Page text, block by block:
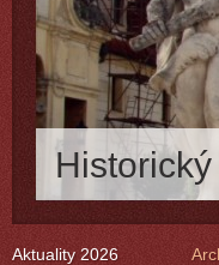
Aktuality 2026